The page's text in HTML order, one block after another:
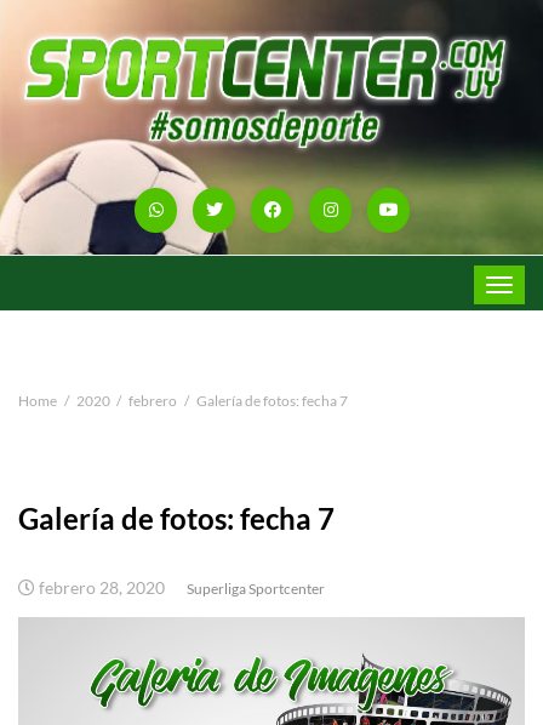
Toggle
Home 2020 febrero Galería de fotos: fecha 7
Galería de fotos: fecha 7
febrero 28, 2020 Superliga Sportcenter